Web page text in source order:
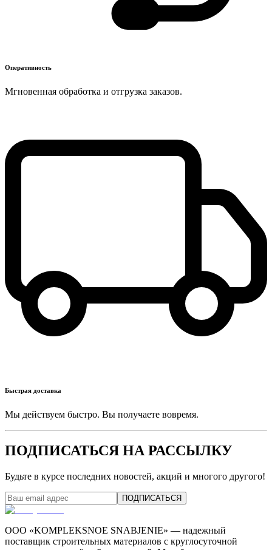
Оперативность
Мгновенная обработка и отгрузка заказов.
Быстрая доставка
Мы действуем быстро. Вы получаете вовремя.
ПОДПИСАТЬСЯ НА РАССЫЛКУ
Будьте в курсе последних новостей, акций и многого другого!
ПОДПИСАТЬСЯ
ООО «KOMPLEKSNOE SNABJENIE» — надежный
поставщик строительных материалов с круглосуточной